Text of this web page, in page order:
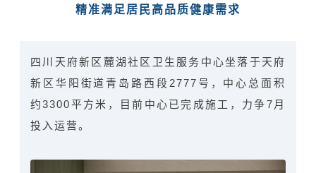
精准满足居民高品质健康需求
四川天府新区麓湖社区卫生服务中心坐落于天府
新区华阳街道青岛路西段2777号，中心总面积
约3300平方米，目前中心已完成施工，力争7月
投入运营。